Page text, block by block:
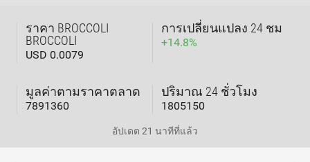
ราคา BROCCOLI
BROCCOLI
USD 0.0079
การเปลี่ยนแปลง 24 ชม
+14.8%
มูลค่าตามราคาตลาด
7891360
ปริมาณ 24 ชั่วโมง
1805150
อัปเดต 21 นาทีที่แล้ว